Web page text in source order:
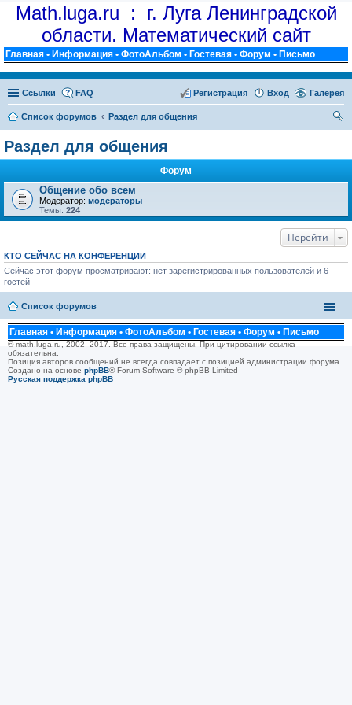
Math.luga.ru : г. Луга Ленинградской
области. Математический сайт
Главная • Информация • ФотоАльбом • Гостевая • Форум • Письмо
Ссылки Галерея
FAQ Вход
Регистрация
Список форумов
Раздел для общения
Раздел для общения
Форум
Общение обо всем
Модератор: модераторы
Темы: 224
Перейти
КТО СЕЙЧАС НА КОНФЕРЕНЦИИ
Сейчас этот форум просматривают: нет зарегистрированных пользователей и 6
гостей
Список форумов
Главная • Информация • ФотоАльбом • Гостевая • Форум • Письмо
© math.luga.ru, 2002–2017. Все права защищены. При цитировании ссылка
обязательна.
Позиция авторов сообщений не всегда совпадает с позицией администрации форума.
Создано на основе phpBB® Forum Software © phpBB Limited
Русская поддержка phpBB